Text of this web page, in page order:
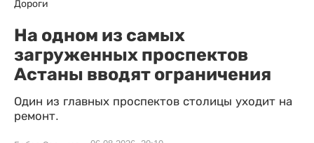
Дороги
На одном из самых
загруженных проспектов
Астаны вводят ограничения
Один из главных проспектов столицы уходит на
ремонт.